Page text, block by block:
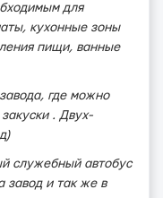
для
кухонные зоны
пищи, ванные
где можно
. Двух-
служебный автобус
завод и так же в